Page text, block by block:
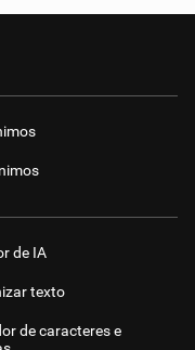
de IA
texto
de caracteres e